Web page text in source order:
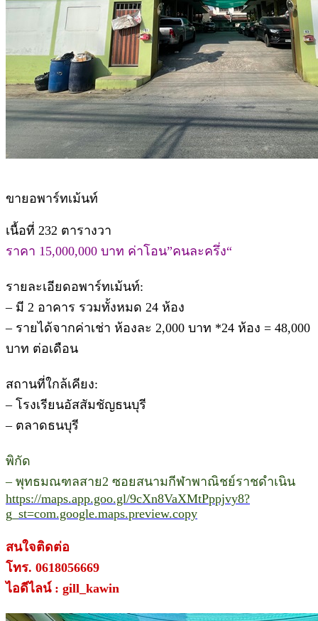
ขายอพาร์ทเม้นท์
เนื้อที่ 232 ตารางวา
ราคา 15,000,000 บาท ค่าโอน”คนละครึ่ง“
รายละเอียดอพาร์ทเม้นท์:
– มี 2 อาคาร รวมทั้งหมด 24 ห้อง
– รายได้จากค่าเช่า ห้องละ 2,000 บาท *24 ห้อง = 48,000
บาท ต่อเดือน
สถานที่ใกล้เคียง:
– โรงเรียนอัสสัมชัญธนบุรี
– ตลาดธนบุรี
พิกัด
– พุทธมณฑลสาย2 ซอยสนามกีฬาพาณิชย์ราชดำเนิน
https://maps.app.goo.gl/9cXn8VaXMtPppjvy8?
g_st=com.google.maps.preview.copy
สนใจติดต่อ
โทร. 0618056669
ไอดีไลน์ : gill_kawin